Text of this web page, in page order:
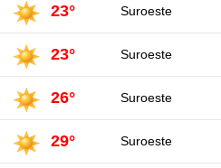
23° Suroeste
23° Suroeste
26° Suroeste
29° Suroeste